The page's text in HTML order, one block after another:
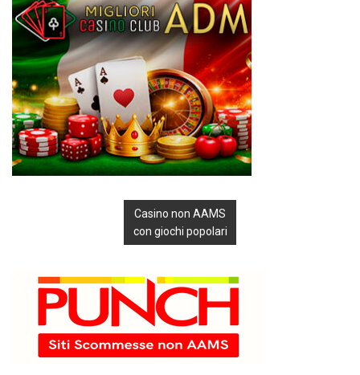
Casino non AAMS
con giochi popolari